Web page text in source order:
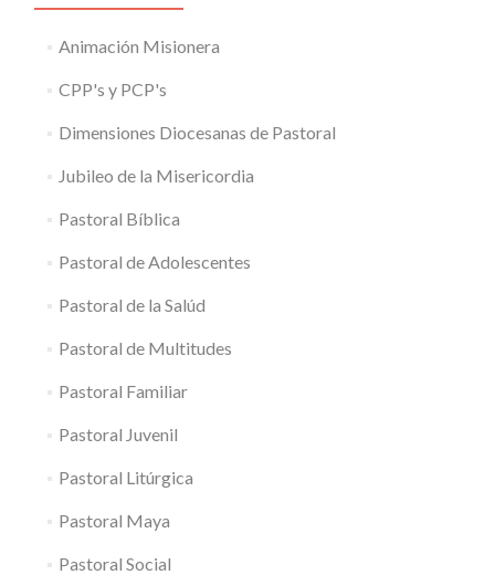
Animación Misionera
CPP's y PCP's
Dimensiones Diocesanas de Pastoral
Jubileo de la Misericordia
Pastoral Bíblica
Pastoral de Adolescentes
Pastoral de la Salúd
Pastoral de Multitudes
Pastoral Familiar
Pastoral Juvenil
Pastoral Litúrgica
Pastoral Maya
Pastoral Social